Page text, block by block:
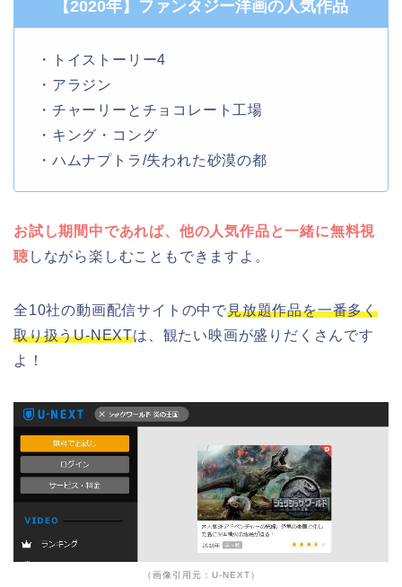
【2020年】ファンタジー洋画の人気作品
・トイストーリー4
・アラジン
・チャーリーとチョコレート工場
・キング・コング
・ハムナプトラ/失われた砂漠の都
お試し期間中であれば、他の人気作品と一緒に無料視
聴 しながら楽しむこともできますよ。
全10社の動画配信サイトの中で見放題作品を一番多く
取り扱うU-NEXTは、観たい映画が盛りだくさんです
よ！
（画像引用元：U-NEXT）